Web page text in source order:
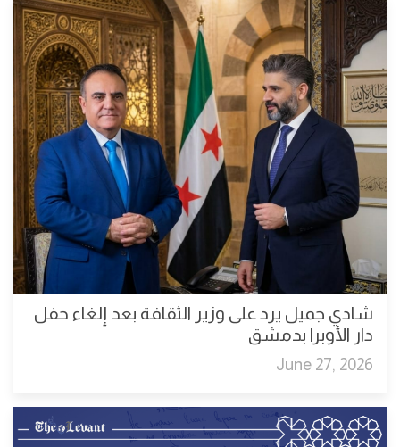
شادي جميل يرد على وزير الثقافة بعد إلغاء حفل
دار الأوبرا بدمشق
June 27, 2026